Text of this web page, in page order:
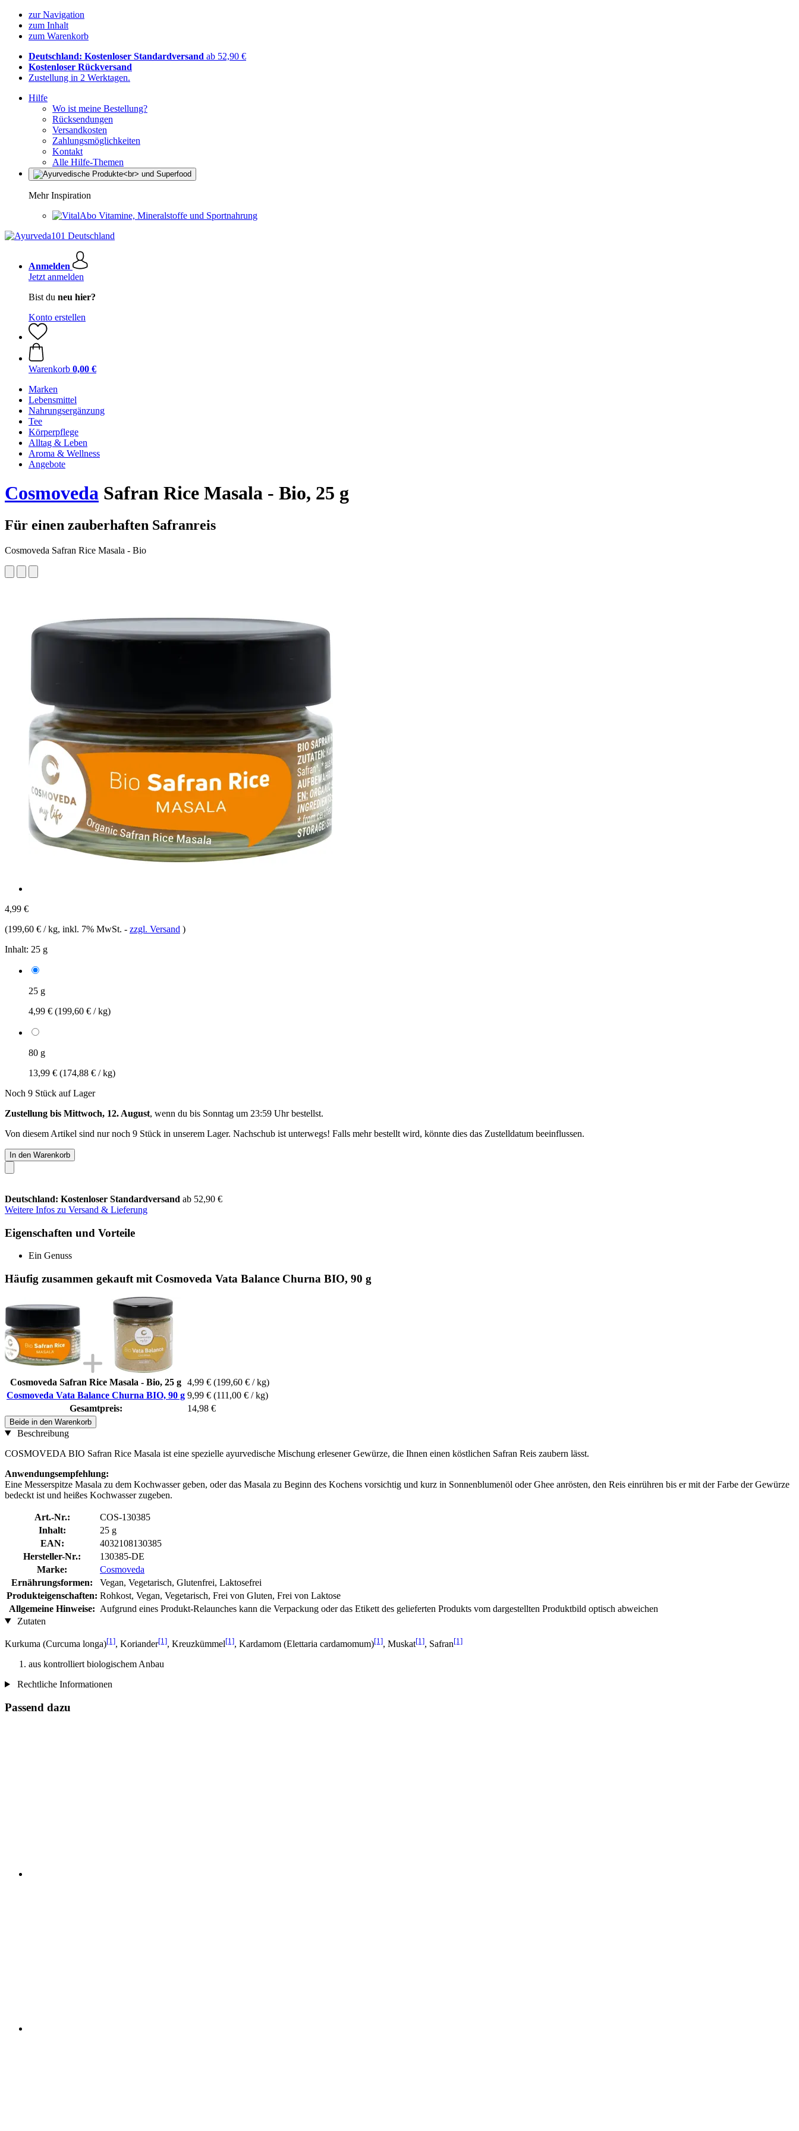
zur Navigation
zum Inhalt
zum Warenkorb
Deutschland: Kostenloser Standardversand ab 52,90 €
Kostenloser Rückversand
Zustellung in 2 Werktagen.
Hilfe
Wo ist meine Bestellung?
Rücksendungen
Versandkosten
Zahlungsmöglichkeiten
Kontakt
Alle Hilfe-Themen
Mehr Inspiration
Vitamine, Mineralstoffe und Sportnahrung
Anmelden
Jetzt anmelden
Bist du neu hier?
Konto erstellen
Warenkorb 0,00 €
Marken
Lebensmittel
Nahrungsergänzung
Tee
Körperpflege
Alltag & Leben
Aroma & Wellness
Angebote
Cosmoveda Safran Rice Masala - Bio, 25 g
Für einen zauberhaften Safranreis
Cosmoveda Safran Rice Masala - Bio
4,99 €
(199,60 € / kg, inkl. 7% MwSt. - zzgl. Versand )
Inhalt: 25 g
25 g
4,99 € (199,60 € / kg)
80 g
13,99 € (174,88 € / kg)
Noch 9 Stück auf Lager
Zustellung bis Mittwoch, 12. August, wenn du bis Sonntag um 23:59 Uhrbestellst.
Von diesem Artikel sind nur noch 9 Stück in unserem Lager. Nachschub ist unterwegs! Falls mehr bestellt wird, könnte dies das Zustelldatum beeinflussen.
In den Warenkorb
Deutschland: Kostenloser Standardversand ab 52,90 €
Weitere Infos zu Versand & Lieferung
Eigenschaften und Vorteile
Ein Genuss
Häufig zusammen gekauft mit Cosmoveda Vata Balance Churna BIO, 90 g
Cosmoveda Safran Rice Masala - Bio, 25 g 4,99 € (199,60 € / kg)
Cosmoveda Vata Balance Churna BIO, 90 g 9,99 € (111,00 € / kg)
Gesamtpreis:
14,98 €
Beide in den Warenkorb
Beschreibung
COSMOVEDA BIO Safran Rice Masala ist eine spezielle ayurvedische Mischung erlesener Gewürze, die Ihnen einen köstlichen Safran Reis zaubern lässt.
Anwendungsempfehlung:
Eine Messerspitze Masala zu dem Kochwasser geben, oder das Masala zu Beginn des Kochens vorsichtig und kurz in Sonnenblumenöl oder Ghee anrösten, den Reis einrühren bis er mit der Farbe der Gewürze
bedeckt ist und heißes Kochwasser zugeben.
Art.-Nr.:
COS-130385
Inhalt:
25 g
EAN:
4032108130385
Hersteller-Nr.:
130385-DE
Marke:
Cosmoveda
Ernährungsformen:
Vegan, Vegetarisch, Glutenfrei, Laktosefrei
Produkteigenschaften: Rohkost, Vegan, Vegetarisch, Frei von Gluten, Frei von Laktose
Allgemeine Hinweise: Aufgrund eines Produkt-Relaunches kann die Verpackung oder das Etikett des gelieferten Produkts vom dargestellten Produktbild optisch abweichen
Zutaten
Kurkuma (Curcuma longa)[1], Koriander[1], Kreuzkümmel[1], Kardamom (Elettaria cardamomum)[1], Muskat[1], Safran[1]
aus kontrolliert biologischem Anbau
Rechtliche Informationen
Passend dazu